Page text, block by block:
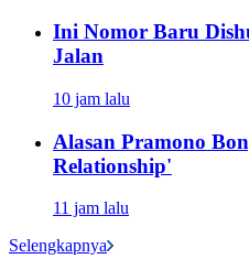
Ini Nomor Baru
Jalan
10 jam lalu
Alasan Pramono
Relationship'
11 jam lalu
Selengkapnya